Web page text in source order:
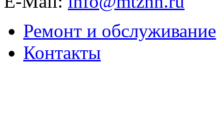
Ремонт и обслуживание
Контакты